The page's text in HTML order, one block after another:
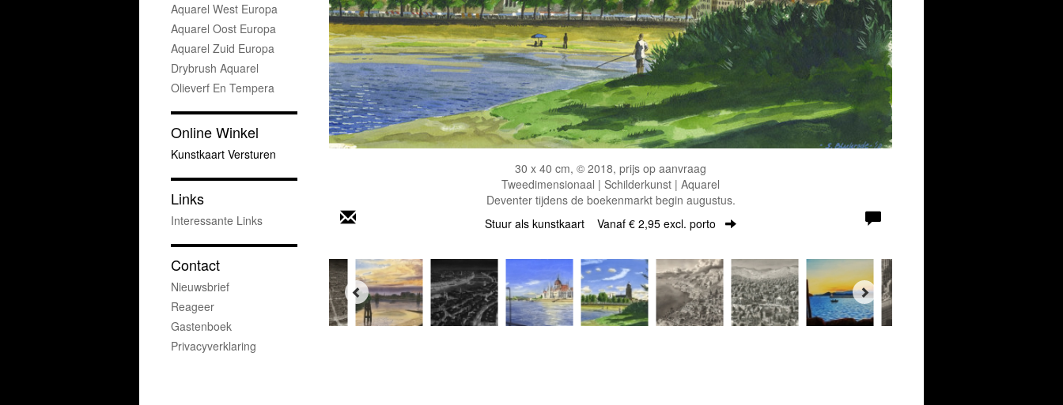
30 x 40 cm, © 2018, prijs op aanvraag
Tweedimensionaal | Schilderkunst | Aquarel
Deventer tijdens de boekenmarkt begin augustus.
Stuur als kunstkaart Vanaf € 2,95 excl. porto
Aquarel West Europa
Aquarel Oost Europa
Aquarel Zuid Europa
Drybrush Aquarel
Olieverf En Tempera
Online Winkel
Kunstkaart Versturen
Links
Interessante Links
Contact
Nieuwsbrief
Reageer
Gastenboek
Privacyverklaring